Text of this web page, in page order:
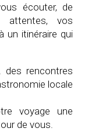
écouter, de
attentes, vos
un itinéraire qui
des rencontres
locale
voyage une
de vous.